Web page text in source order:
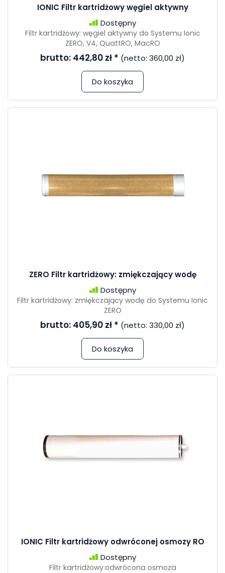
IONIC Filtr kartridżowy węgiel aktywny
Dostępny
Filtr kartridżowy: węgiel aktywny do Systemu Ionic
ZERO, V4, QuattRO, MacRO
brutto: 442,80 zł * (netto: 360,00 zł)
Do koszyka
ZERO Filtr kartridżowy: zmiękczający wodę
Dostępny
Filtr kartridżowy: zmiękczający wodę do Systemu Ionic
ZERO
brutto: 405,90 zł * (netto: 330,00 zł)
Do koszyka
IONIC Filtr kartridżowy odwróconej osmozy RO
Dostępny
Filtr kartridżowy:odwrócona osmoza